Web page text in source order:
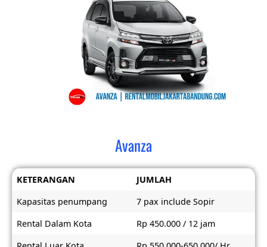
Avanza
KETERANGAN
JUMLAH
Kapasitas penumpang
7 pax include Sopir
Rental Dalam Kota
Rp 450.000 / 12 jam